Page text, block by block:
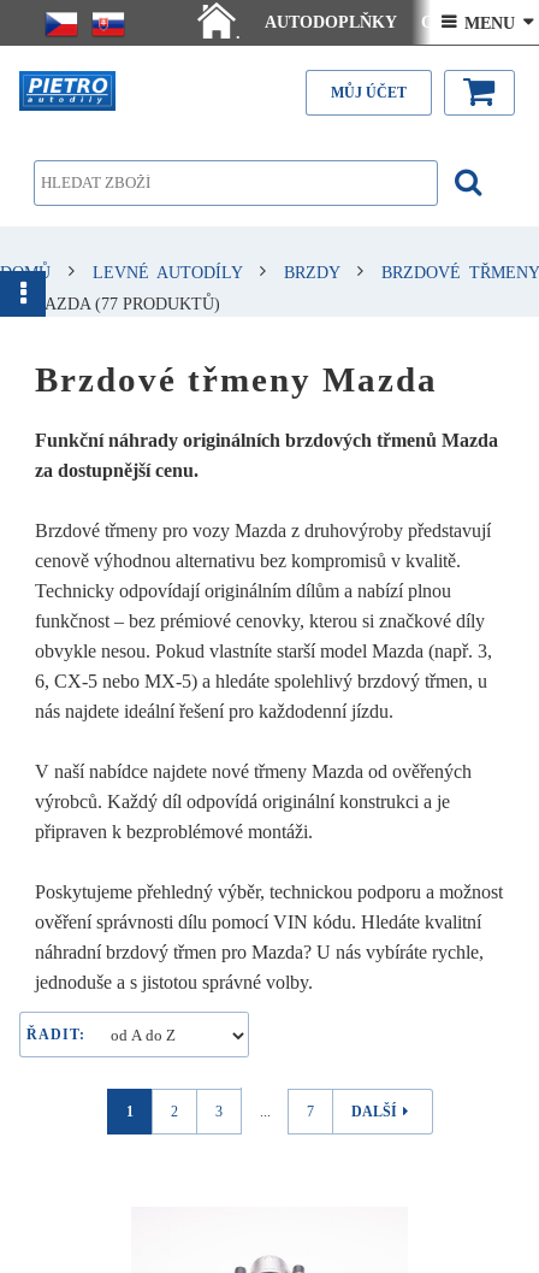
.
AUTODOPLŇKY Ceny doručení
Články - návody Kontakt
 MENU 
MŮJ ÚČET
DOMŮ LEVNÉ AUTODÍLY BRZDY
BRZDOVÉ TŘMENY
MAZDA (77 PRODUKTŮ)
Brzdové třmeny Mazda
Funkční náhrady originálních brzdových třmenů Mazda
za dostupnější cenu.
Brzdové třmeny pro vozy Mazda z druhovýroby představují
cenově výhodnou alternativu bez kompromisů v kvalitě.
Technicky odpovídají originálním dílům a nabízí plnou
funkčnost – bez prémiové cenovky, kterou si značkové díly
obvykle nesou. Pokud vlastníte starší model Mazda (např. 3,
6, CX-5 nebo MX-5) a hledáte spolehlivý brzdový třmen, u
nás najdete ideální řešení pro každodenní jízdu.
V naší nabídce najdete nové třmeny Mazda od ověřených
výrobců. Každý díl odpovídá originální konstrukci a je
připraven k bezproblémové montáži.
Poskytujeme přehledný výběr, technickou podporu a možnost
ověření správnosti dílu pomocí VIN kódu. Hledáte kvalitní
náhradní brzdový třmen pro Mazda? U nás vybíráte rychle,
jednoduše a s jistotou správné volby.
ŘADIT:
1 2 3 ... 7 DALŠÍ